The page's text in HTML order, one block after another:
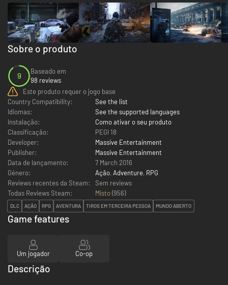
Sobre o produto
9
Baseado em
98 reviews
Este produto requer o jogo base
Country Compatibility:
See the list
Idiomas:
See the supported languages
Instalação:
Como ativar o seu produto
Classificação:
PEGI 18
Developer:
Massive Entertainment
Publisher:
Massive Entertainment
Data de lançamento:
7 March 2016
Género:
Ação, Adventure, RPG
Reviews recentes da Steam:
Sem reviews
Todas Reviews Steam:
Misto(956)
DLC AÇÃO RPG AVENTURA TIROS EM TERCEIRA PESSOA MUNDO ABERTO
Game features
Um jogador Co-op
Descrição